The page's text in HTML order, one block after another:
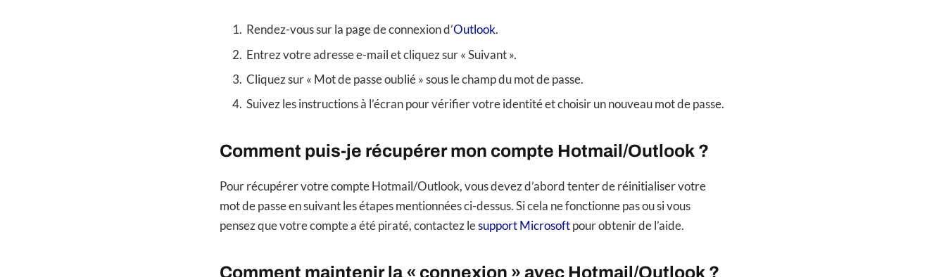
Rendez-vous sur la page de connexion d’Outlook.
Entrez votre adresse e-mail et cliquez sur « Suivant ».
Cliquez sur « Mot de passe oublié » sous le champ du mot de passe.
Suivez les instructions à l’écran pour vérifier votre identité et choisir un nouveau mot de passe.
Comment puis-je récupérer mon compte Hotmail/Outlook ?
Pour récupérer votre compte Hotmail/Outlook, vous devez d’abord tenter de réinitialiser votre
mot de passe en suivant les étapes mentionnées ci-dessus. Si cela ne fonctionne pas ou si vous
pensez que votre compte a été piraté, contactez lesupport Microsoft pour obtenir de l’aide.
Comment maintenir la « connexion » avec Hotmail/Outlook ?